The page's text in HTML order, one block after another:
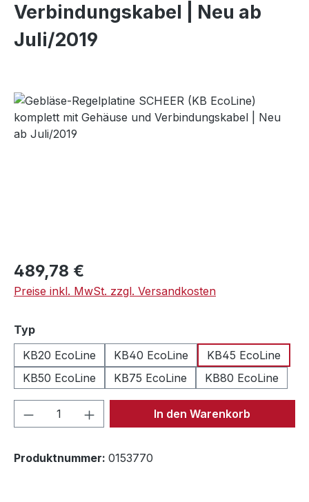
Verbindungskabel | Neu ab
Juli/2019
Bildergalerie überspringen
Regulärer Preis:
489,78 €
Preise inkl. MwSt. zzgl. Versandkosten
Typauswählen
KB20 EcoLine
KB40 EcoLine
KB45 EcoLine
KB50 EcoLine
KB75 EcoLine KB80 EcoLine
Produkt Anzahl: Gib denIn den Warenkorb
Produktnummer: 0153770